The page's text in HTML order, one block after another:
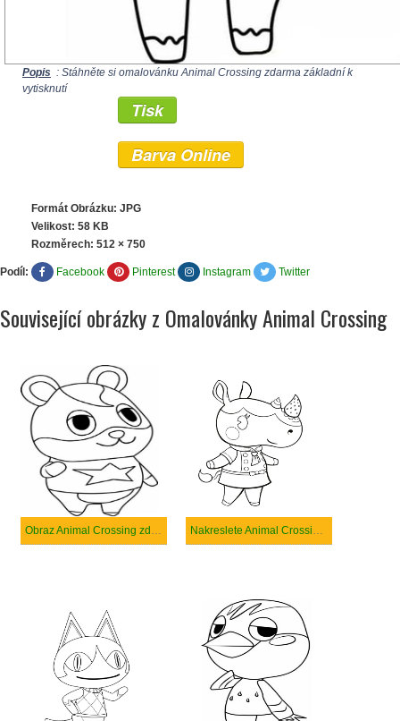
Popis : Stáhněte si omalovánku Animal Crossing zdarma základní k
vytisknutí
Tisk
Barva Online
Formát Obrázku: JPG
Velikost: 58 KB
Rozměrech: 512 × 750
Podíl: Facebook Pinterest Instagram Twitter
Související obrázky z Omalovánky Animal Crossing
Obraz Animal Crossing zdarma tisknutelné Nakreslete Animal Crossing snadný tisknutelné